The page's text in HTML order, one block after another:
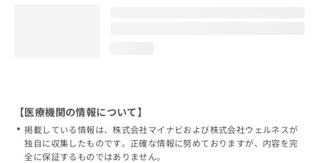
【医療機関の情報について】
掲載している情報は、株式会社マイナビおよび株式会社ウェルネスが
独自に収集したものです。正確な情報に努めておりますが、内容を完
全に保証するものではありません。